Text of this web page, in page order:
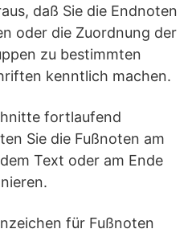
daß Sie die Endnoten
oder die Zuordnung der
zu bestimmten
kenntlich machen.
fortlaufend
Sie die Fußnoten am
Text oder am Ende
für Fußnoten